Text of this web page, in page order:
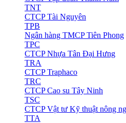
TNT
CTCP Tài Nguyên
TPB
Ngân hàng TMCP Tiên Phong
TPC
CTCP Nhựa Tân Đại Hưng
TRA
CTCP Traphaco
TRC
CTCP Cao su Tây Ninh
TSC
CTCP Vật tư Kỹ thuật nông
TTA